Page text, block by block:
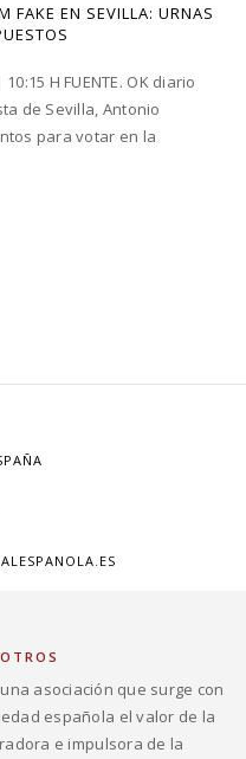
FAKE EN SEVILLA: URNAS
10:15 H FUENTE. OK diario
de Sevilla, Antonio
para votar en la
asociación que surge con
española el valor de la
e impulsora de la